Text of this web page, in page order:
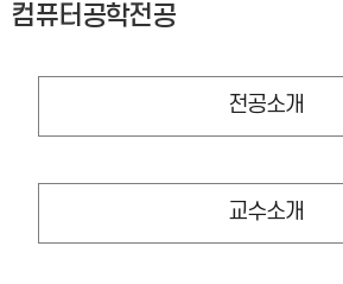
컴퓨터공학전공
전공소개
교수소개